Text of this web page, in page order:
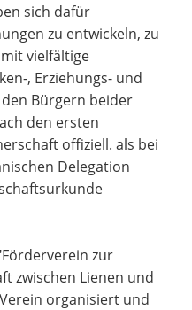
sich dafür
zu entwickeln, zu
vielfältige
, Erziehungs- und
Bürgern beider
den ersten
offiziell. als bei
Delegation
zur
zwischen Lienen und
organisiert und